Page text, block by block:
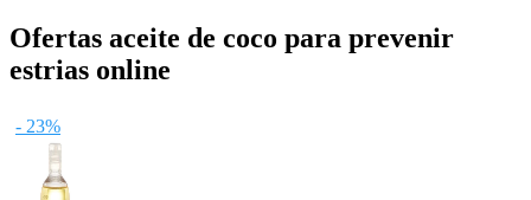
Ofertas aceite de coco para prevenir
estrias online
- 23%